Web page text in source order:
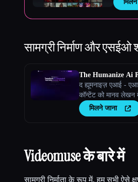
मिलने
सामग्री निर्माण और एसईओ
The Humanize Ai
द ह्यूमनाइज़ एआई -
कॉन्टेंट को मानव लेखन
मिलने जाना
Videomuse के बारे में
सामग्री निर्माता के रूप में, हम सभी ऐसे